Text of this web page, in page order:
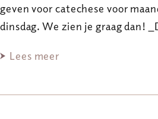
geven voor catechese voor
dinsdag. We zien je graag dan!
Lees meer